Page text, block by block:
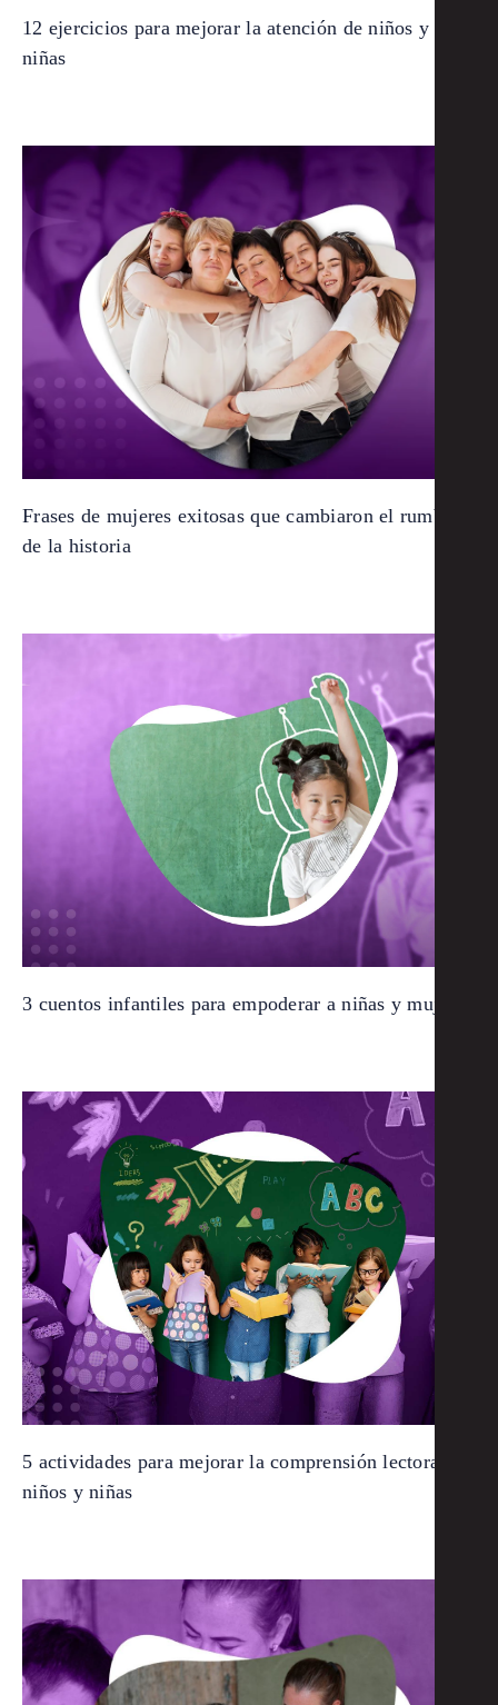
12 ejercicios para mejorar la atención de niños y
niñas
Frases de mujeres exitosas que cambiaron el rumbo
de la historia
3 cuentos infantiles para empoderar a niñas y mujeres
5 actividades para mejorar la comprensión lectora de
niños y niñas